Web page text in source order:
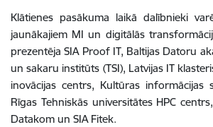
Klātienes pasākuma laikā dalībnieki
jaunākajiem MI un digitālās
prezentēja SIA Proof IT, Baltijas Datoru
un sakaru institūts (TSI), Latvijas IT
inovācijas centrs, Kultūras informācijas
Rīgas Tehniskās universitātes HPC
Datakom un SIA Fitek.